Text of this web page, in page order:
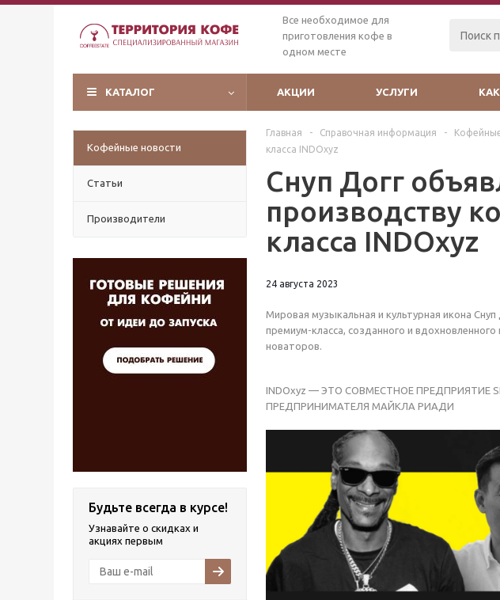
Все необходимое для
приготовления кофе в
одном месте
КАТАЛОГ АКЦИИ УСЛУГИ
Кофейные новости
Статьи
Производители
Будьте всегда в курсе!
Узнавайте о скидках и
акциях первым
Главная - Справочная информация -
класса INDOxyz
Снуп Догг
производству
класса INDOxyz
24 августа 2023
Мировая музыкальная и культурная икона
премиум-класса, созданного и
новаторов.
INDOxyz — ЭТО СОВМЕСТНОЕ ПРЕДПРИЯТИЕ
ПРЕДПРИНИМАТЕЛЯ МАЙКЛА РИАДИ